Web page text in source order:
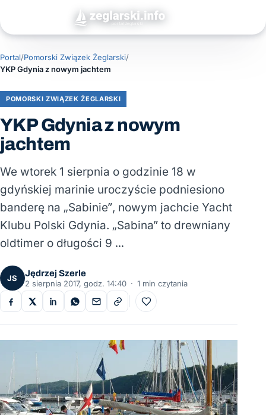
Portal/Pomorski Związek Żeglarski/
YKP Gdynia z nowym jachtem
POMORSKI ZWIĄZEK ŻEGLARSKI
YKP Gdynia z nowym
jachtem
We wtorek 1 sierpnia o godzinie 18 w
gdyńskiej marinie uroczyście podniesiono
banderę na „Sabinie”, nowym jachcie Yacht
Klubu Polski Gdynia. „Sabina” to drewniany
oldtimer o długości 9 …
JS
Jędrzej Szerle
2 sierpnia 2017, godz. 14:40 · 1 min czytania
Do ulubionych